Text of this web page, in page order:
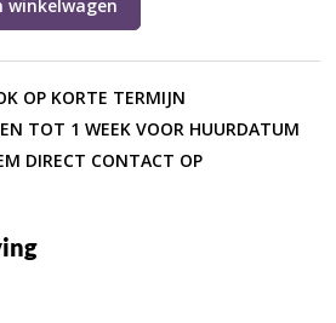
winkelwagen
OP KORTE TERMIJN
TOT 1 WEEK VOOR HUURDATUM
DIRECT CONTACT OP